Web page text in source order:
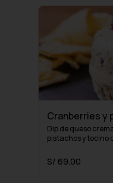
Cranberries y
Dip de queso
pistachos y tocino
S/ 69.00